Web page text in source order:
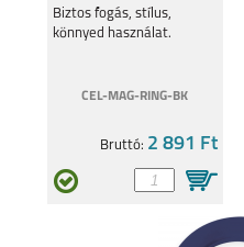
SAMSUNG GALAXY Z
SAMSUNG GALAXY
Biztos fogás, stílus,
könnyed használat.
CEL-MAG-RING-BK
Bruttó: 2 891 Ft